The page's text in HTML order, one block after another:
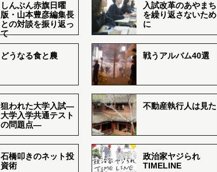
しんぶん赤旗日曜
版・山本豊彦編集長
との対談を振り返っ
て
入試改革のあやまち
を繰り返さないため
に
どうなる食と農 戦うアルバム40選
狙われた大学入試―
大学入学共通テスト
の問題点―
不動産執行人は見た
石橋叩きのネット投
資術
政治家ヤジられ
TIMELINE